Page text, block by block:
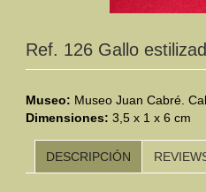
Modelos por
CATÁLOGO
Clasificaciones
Mundo Romano
Ref. 126 Gallo
Museo: Museo Juan Cabré.
Dimensiones: 3,5 x 1 x 6 cm
DESCRIPCIÓN